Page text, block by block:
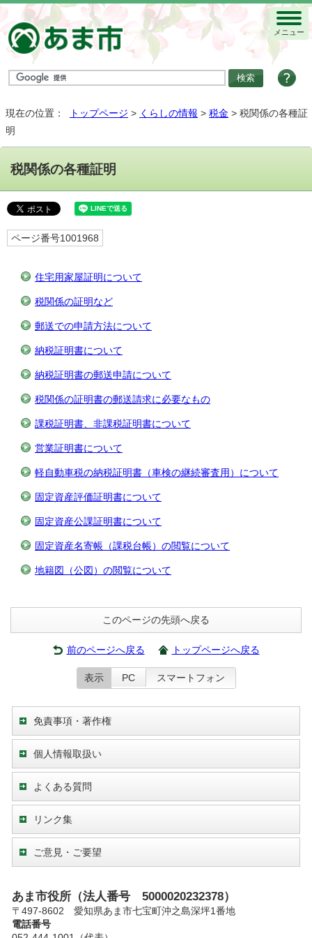
メニュー
現在の位置： トップページ > くらしの情報 > 税金 > 税関係の各種証
明
税関係の各種証明
ページ番号1001968
住宅用家屋証明について
税関係の証明など
郵送での申請方法について
納税証明書について
納税証明書の郵送申請について
税関係の証明書の郵送請求に必要なもの
課税証明書、非課税証明書について
営業証明書について
軽自動車税の納税証明書（車検の継続審査用）について
固定資産評価証明書について
固定資産公課証明書について
固定資産名寄帳（課税台帳）の閲覧について
地籍図（公図）の閲覧について
このページの先頭へ戻る
前のページへ戻る トップページへ戻る
表示 PC スマートフォン
免責事項・著作権
個人情報取扱い
よくある質問
リンク集
ご意見・ご要望
あま市役所（法人番号 5000020232378）
〒497-8602 愛知県あま市七宝町沖之島深坪1番地
電話番号